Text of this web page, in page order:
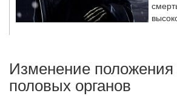
Изменение положения
половых органов